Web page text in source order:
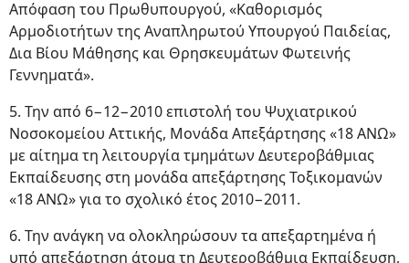
Απόφαση του Πρωθυπουργού, «Καθορισμός
Αρμοδιοτήτων της Αναπληρωτού Υπουργού Παιδείας,
Δια Βίου Μάθησης και Θρησκευμάτων Φωτεινής
Γεννηματά».
5. Την από 6−12−2010 επιστολή του Ψυχιατρικού
Νοσοκομείου Αττικής, Μονάδα Απεξάρτησης «18 ΑΝΩ»
με αίτημα τη λειτουργία τμημάτων Δευτεροβάθμιας
Εκπαίδευσης στη μονάδα απεξάρτησης Τοξικομανών
«18 ΑΝΩ» για το σχολικό έτος 2010−2011.
6. Την ανάγκη να ολοκληρώσουν τα απεξαρτημένα ή
υπό απεξάρτηση άτομα τη Δευτεροβάθμια Εκπαίδευση,